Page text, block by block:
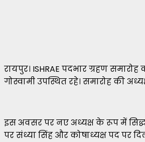
रायपुर। ISHRAE पदभार ग्रहण
गोस्वामी उपस्थित रहे। समारोह की
इस अवसर पर नए अध्यक्ष के रूप में
पर संध्या सिंह और कोषाध्यक्ष पद पर